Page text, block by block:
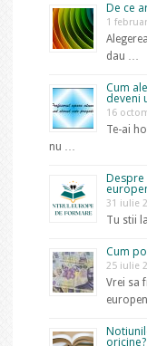
De ce
1
dau …
Cum
deveni
16
Te-ai
nu …
Despre
31 iulie
Tu stii
Cum
25 iulie
Vrei sa
oricine?